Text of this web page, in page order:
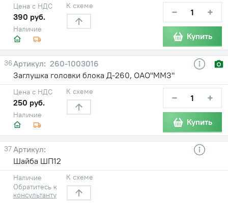
Наличие
Цена с НДС
390 руб.
К схеме − +
Купить
36
260-1003016
Заглушка головки блока Д-260, ОАО"ММЗ"
Наличие
Цена с НДС
250 руб.
К схеме − +
Купить
37
Шайба ШП12
Наличие
Обратитесь к
консультанту
К схеме